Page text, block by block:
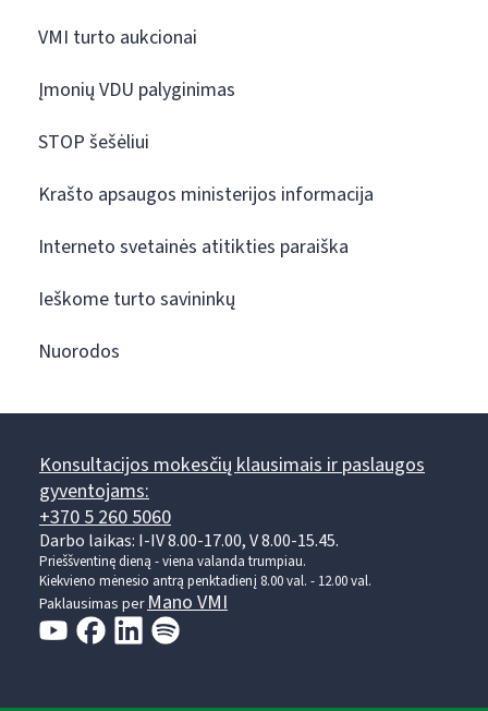
VMI turto aukcionai
Įmonių VDU palyginimas
STOP šešėliui
Krašto apsaugos ministerijos informacija
Interneto svetainės atitikties paraiška
Ieškome turto savininkų
Nuorodos
Konsultacijos mokesčių klausimais ir paslaugos
gyventojams:
+370 5 260 5060
Darbo laikas: I-IV 8.00-17.00, V 8.00-15.45.
Prieššventinę dieną - viena valanda trumpiau.
Kiekvieno mėnesio antrą penktadienį 8.00 val. - 12.00 val.
Paklausimas perMano VMI